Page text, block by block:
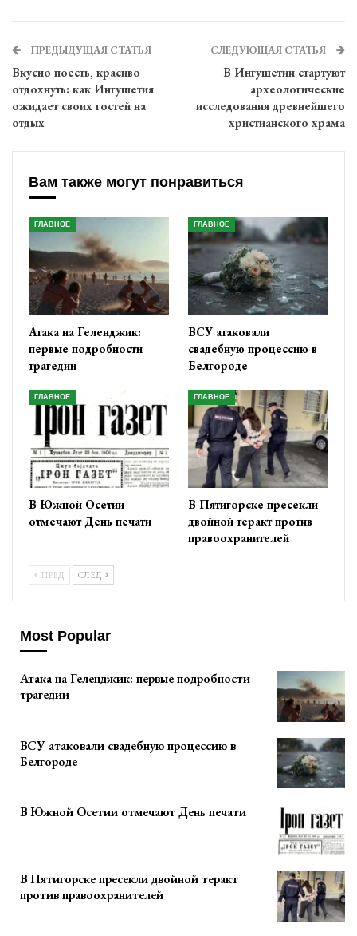
ПРЕДЫДУЩАЯ СТАТЬЯ
Вкусно поесть, красиво
отдохнуть: как Ингушетия
ожидает своих гостей на
отдых
СЛЕДУЮЩАЯ СТАТЬЯ
В Ингушетии стартуют
археологические
исследования древнейшего
христианского храма
Вам также могут понравиться
ГЛАВНОЕ
Атака на Геленджик:
первые подробности
трагедии
ГЛАВНОЕ
ВСУ атаковали
свадебную процессию в
Белгороде
ГЛАВНОЕ
В Южной Осетии
отмечают День печати
ГЛАВНОЕ
В Пятигорске пресекли
двойной теракт против
правоохранителей
ПРЕД СЛЕД
Most Popular
Атака на Геленджик: первые подробности
трагедии
ВСУ атаковали свадебную процессию в
Белгороде
В Южной Осетии отмечают День печати
В Пятигорске пресекли двойной теракт
против правоохранителей